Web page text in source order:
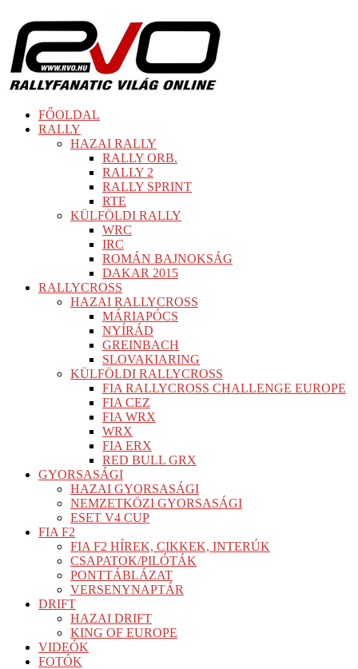
FŐOLDAL
RALLY
HAZAI RALLY
RALLY ORB.
RALLY 2
RALLY SPRINT
RTE
KÜLFÖLDI RALLY
WRC
IRC
ROMÁN BAJNOKSÁG
DAKAR 2015
RALLYCROSS
HAZAI RALLYCROSS
MÁRIAPÓCS
NYÍRÁD
GREINBACH
SLOVAKIARING
KÜLFÖLDI RALLYCROSS
FIA RALLYCROSS CHALLENGE EUROPE
FIA CEZ
FIA WRX
WRX
FIA ERX
RED BULL GRX
GYORSASÁGI
HAZAI GYORSASÁGI
NEMZETKÖZI GYORSASÁGI
ESET V4 CUP
FIA F2
FIA F2 HÍREK, CIKKEK, INTERÚK
CSAPATOK/PILÓTÁK
PONTTÁBLÁZAT
VERSENYNAPTÁR
DRIFT
HAZAI DRIFT
KING OF EUROPE
VIDEÓK
FOTÓK